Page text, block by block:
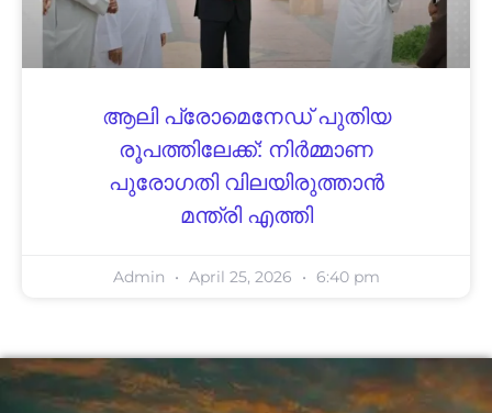
ആലി പ്രോമെനേഡ് പുതിയ
രൂപത്തിലേക്ക്: നിര്‍മ്മാണ
പുരോഗതി വിലയിരുത്താന്‍
മന്ത്രി എത്തി
Admin April 25, 2026 6:40 pm